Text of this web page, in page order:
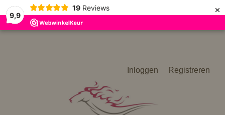
9,9
19 Reviews ×
Inloggen Registreren